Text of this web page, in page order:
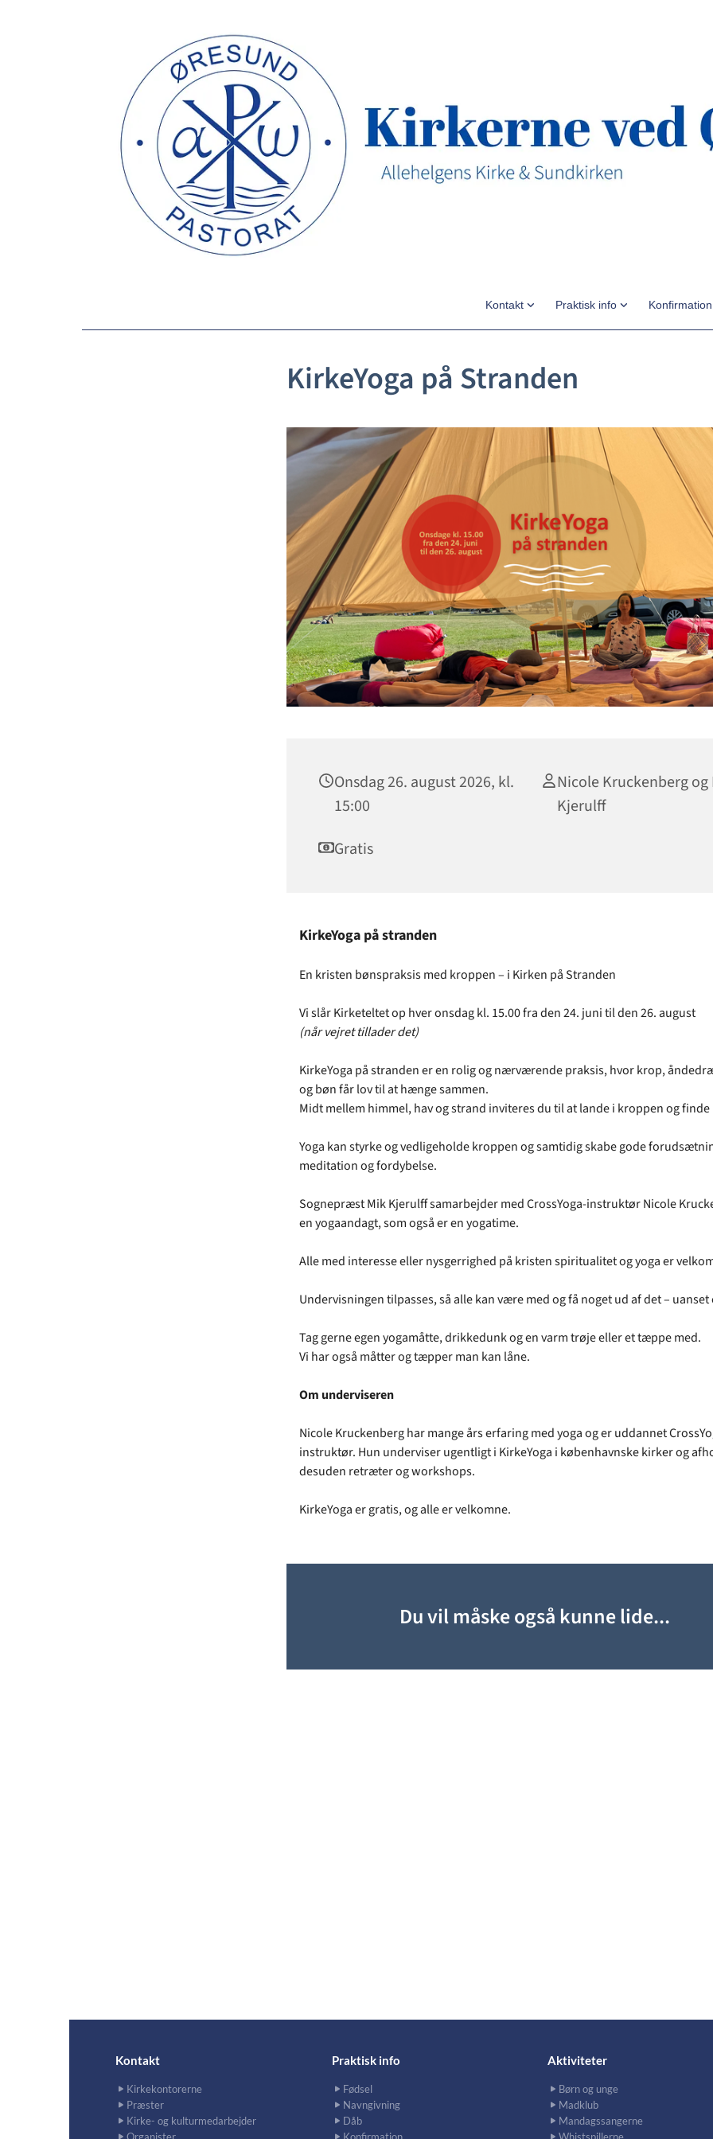
Kontakt Praktisk info
KirkeYoga på Stranden
Onsdag 26. august 2026, kl.
15:00
Nicole Kruckenberg og
Kjerulff
Gratis
KirkeYoga på stranden
En kristen bønspraksis med kroppen – i Kirken på Stranden
Vi slår Kirketeltet op hver onsdag kl. 15.00 fra den 24. juni til den 26. august
(når vejret tillader det)
KirkeYoga på stranden er en rolig og nærværende praksis, hvor krop,
og bøn får lov til at hænge sammen.
Midt mellem himmel, hav og strand inviteres du til at lande i kroppen og finde
Yoga kan styrke og vedligeholde kroppen og samtidig skabe gode
meditation og fordybelse.
Sognepræst Mik Kjerulff samarbejder med CrossYoga-instruktør Nicole
en yogaandagt, som også er en yogatime.
Alle med interesse eller nysgerrighed på kristen spiritualitet og yoga er
Undervisningen tilpasses, så alle kan være med og få noget ud af det –
Tag gerne egen yogamåtte, drikkedunk og en varm trøje eller et tæppe med.
Vi har også måtter og tæpper man kan låne.
Om underviseren
Nicole Kruckenberg har mange års erfaring med yoga og er uddannet
instruktør. Hun underviser ugentligt i KirkeYoga i københavnske kirker og
desuden retræter og workshops.
KirkeYoga er gratis, og alle er velkomne.
Du vil måske også kunne lide...
Kontakt
Kirkekontorerne
Præster
Kirke- og kulturmedarbejder
Praktisk info
Fødsel
Navngivning
Dåb
Aktiviteter
Børn og unge
Madklub
Mandagssangerne